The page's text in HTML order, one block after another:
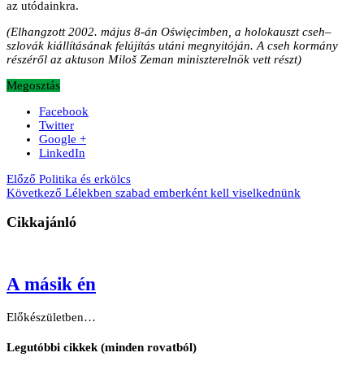
az utódainkra.
(Elhangzott 2002. május 8-án Oświęcimben, a holokauszt cseh–
szlovák kiállításának felújítás utáni megnyitóján. A cseh kormány
részéről az aktuson Miloš Zeman miniszterelnök vett részt)
Megosztás
Facebook
Twitter
Google +
LinkedIn
Előző Politika és erkölcs
Következő Lélekben szabad emberként kell viselkednünk
Cikkajánló
A másik én
Előkészületben…
Legutóbbi cikkek (minden rovatból)